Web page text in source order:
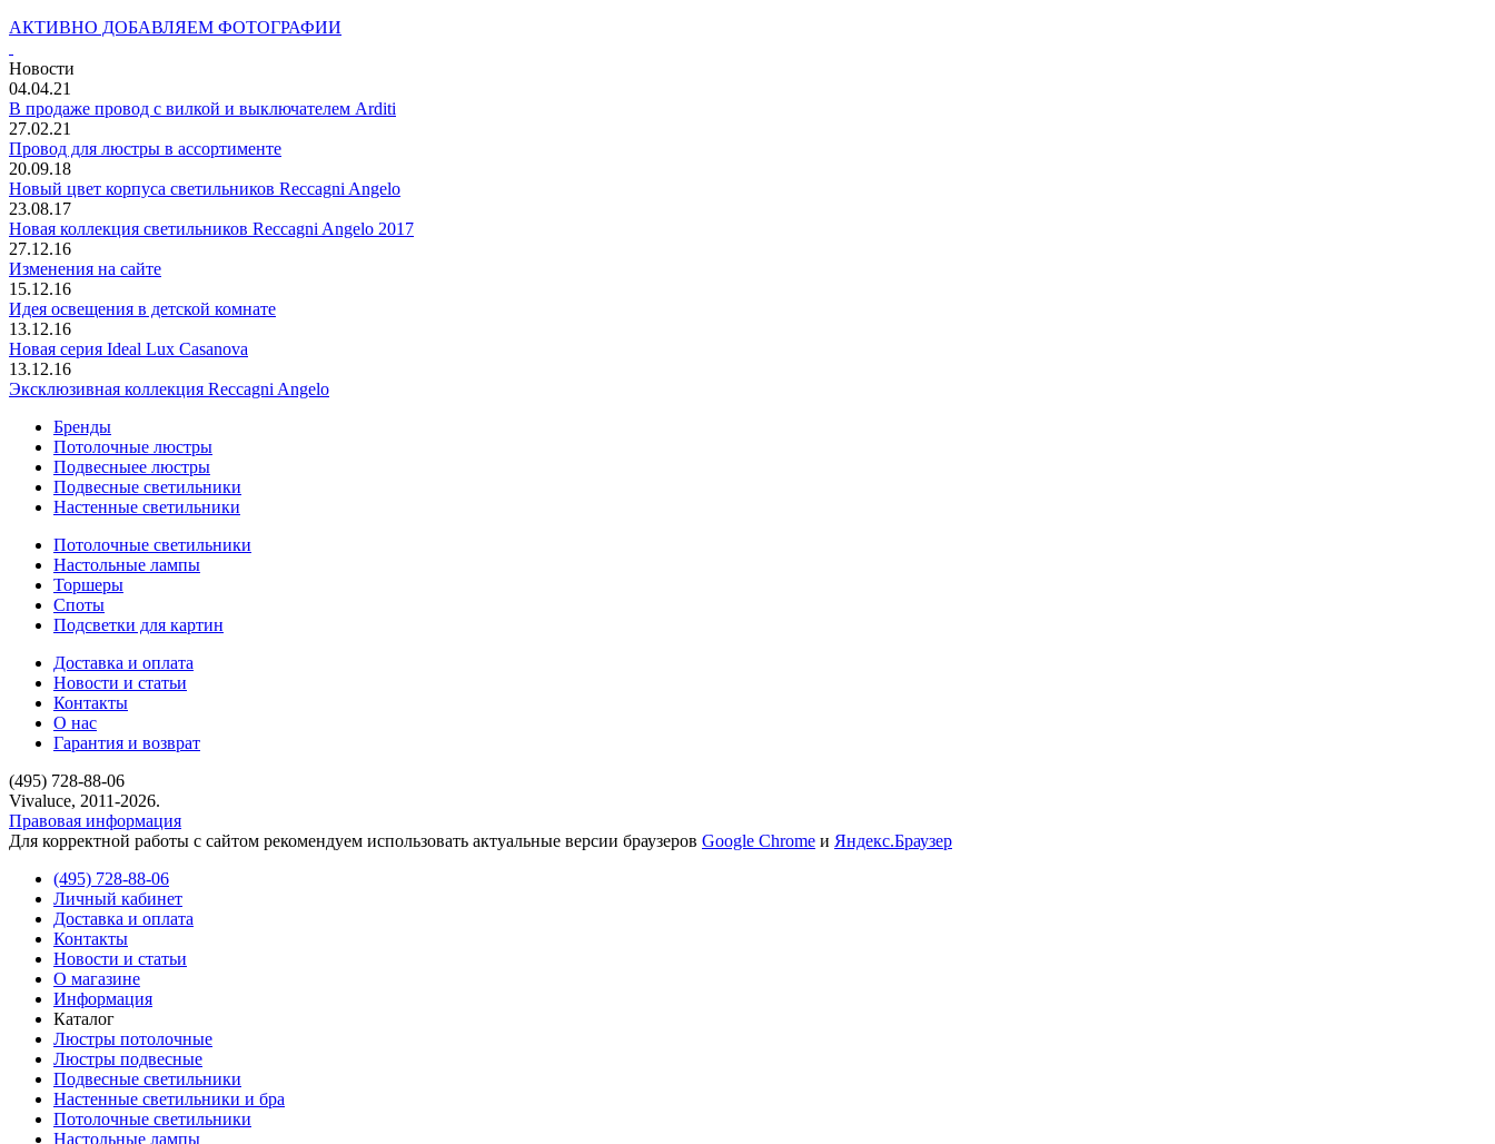
АКТИВНО ДОБАВЛЯЕМ ФОТОГРАФИИ
Новости
04.04.21
В продаже провод с вилкой и выключателем Arditi
27.02.21
Провод для люстры в ассортименте
20.09.18
Новый цвет корпуса светильников Reccagni Angelo
23.08.17
Новая коллекция светильников Reccagni Angelo 2017
27.12.16
Изменения на сайте
15.12.16
Идея освещения в детской комнате
13.12.16
Новая серия Ideal Lux Casanova
13.12.16
Эксклюзивная коллекция Reccagni Angelo
Бренды
Потолочные люстры
Подвесныее люстры
Подвесные светильники
Настенные светильники
Потолочные светильники
Настольные лампы
Торшеры
Споты
Подсветки для картин
Доставка и оплата
Новости и статьи
Контакты
О нас
Гарантия и возврат
(495) 728-88-06
Vivaluce, 2011-2026.
Правовая информация
Для корректной работы с сайтом рекомендуем использовать актуальные версии браузеров Google Chrome и Яндекс.Браузер
(495) 728-88-06
Личный кабинет
Доставка и оплата
Контакты
Новости и статьи
О магазине
Информация
Каталог
Люстры потолочные
Люстры подвесные
Подвесные светильники
Настенные светильники и бра
Потолочные светильники
Настольные лампы